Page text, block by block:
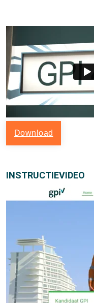
Download
INSTRUCTIEVIDEO